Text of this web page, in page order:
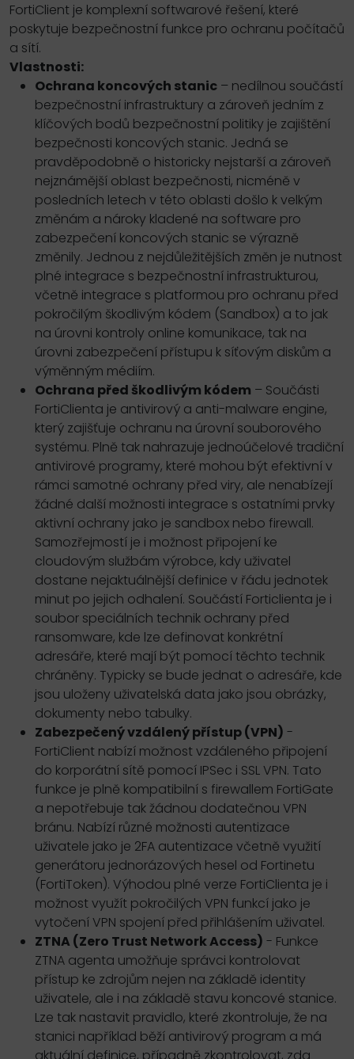
FortiClient je komplexní softwarové řešení, které
poskytuje bezpečnostní funkce pro ochranu počítačů
a sítí.
Vlastnosti:
Ochrana koncových stanic – nedílnou součástí
bezpečnostní infrastruktury a zároveň jedním z
klíčových bodů bezpečnostní politiky je zajištění
bezpečnosti koncových stanic. Jedná se
pravděpodobně o historicky nejstarší a zároveň
nejznámější oblast bezpečnosti, nicméně v
posledních letech v této oblasti došlo k velkým
změnám a nároky kladené na software pro
zabezpečení koncových stanic se výrazně
změnily. Jednou z nejdůležitějších změn je nutnost
plné integrace s bezpečnostní infrastrukturou,
včetně integrace s platformou pro ochranu před
pokročilým škodlivým kódem (Sandbox) a to jak
na úrovni kontroly online komunikace, tak na
úrovni zabezpečení přístupu k síťovým diskům a
výměnným médiím.
Ochrana před škodlivým kódem – Součásti
FortiClienta je antivirový a anti-malware engine,
který zajišťuje ochranu na úrovní souborového
systému. Plně tak nahrazuje jednoúčelové tradiční
antivirové programy, které mohou být efektivní v
rámci samotné ochrany před viry, ale nenabízejí
žádné další možnosti integrace s ostatními prvky
aktivní ochrany jako je sandbox nebo firewall.
Samozřejmostí je i možnost připojení ke
cloudovým službám výrobce, kdy uživatel
dostane nejaktuálnější definice v řádu jednotek
minut po jejich odhalení. Součástí Forticlienta je i
soubor speciálních technik ochrany před
ransomware, kde lze definovat konkrétní
adresáře, které mají být pomocí těchto technik
chráněny. Typicky se bude jednat o adresáře, kde
jsou uloženy uživatelská data jako jsou obrázky,
dokumenty nebo tabulky.
Zabezpečený vzdálený přístup (VPN) -
FortiClient nabízí možnost vzdáleného připojení
do korporátní sítě pomocí IPSec i SSL VPN. Tato
funkce je plně kompatibilní s firewallem FortiGate
a nepotřebuje tak žádnou dodatečnou VPN
bránu. Nabízí různé možnosti autentizace
uživatele jako je 2FA autentizace včetně využití
generátoru jednorázových hesel od Fortinetu
(FortiToken). Výhodou plné verze FortiClienta je i
možnost využít pokročilých VPN funkcí jako je
vytočení VPN spojení před přihlášením uživatel.
ZTNA (Zero Trust Network Access) - Funkce
ZTNA agenta umožňuje správci kontrolovat
přístup ke zdrojům nejen na základě identity
uživatele, ale i na základě stavu koncové stanice.
Lze tak nastavit pravidlo, které zkontroluje, že na
stanici například běží antivirový program a má